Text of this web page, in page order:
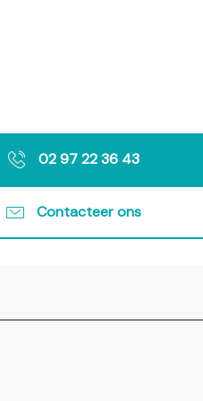
02 97 22 36 43
Contacteer ons